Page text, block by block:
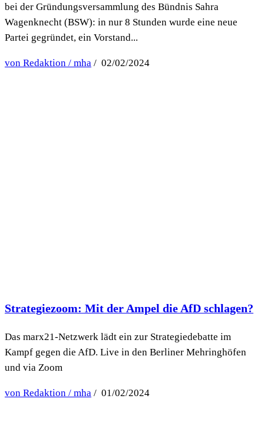
bei der Gründungsversammlung des Bündnis Sahra
Wagenknecht (BSW): in nur 8 Stunden wurde eine neue
Partei gegründet, ein Vorstand...
von Redaktion / mha / 02/02/2024
Strategiezoom: Mit der Ampel die AfD schlagen?
Das marx21-Netzwerk lädt ein zur Strategiedebatte im
Kampf gegen die AfD. Live in den Berliner Mehringhöfen
und via Zoom
von Redaktion / mha / 01/02/2024